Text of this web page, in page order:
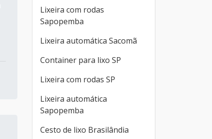
Lixeira com rodas
Sapopemba
Lixeira automática Sacomã
Container para lixo SP
Lixeira com rodas SP
Lixeira automática
Sapopemba
Cesto de lixo Brasilândia